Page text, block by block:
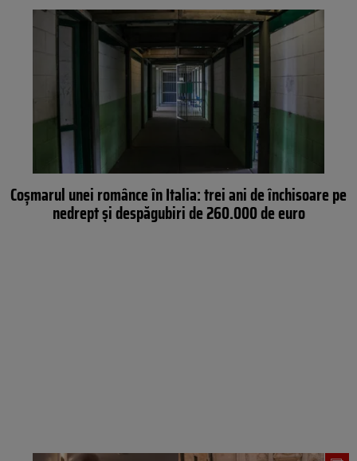
Coșmarul unei românce în Italia: trei ani de închisoare pe
nedrept și despăgubiri de 260.000 de euro